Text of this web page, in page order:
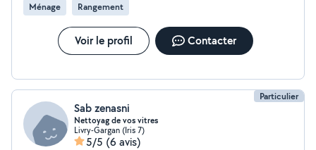
Ménage Rangement
Voir le profil Contacter
Particulier
Sab zenasni
Nettoyag de vos vitres
Livry-Gargan (Iris 7)
5/5 (6 avis)